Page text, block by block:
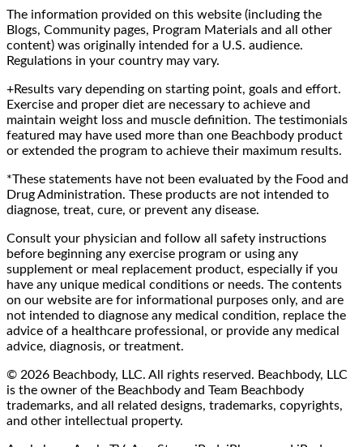
The information provided on this website (including the
Blogs, Community pages, Program Materials and all other
content) was originally intended for a U.S. audience.
Regulations in your country may vary.
+Results vary depending on starting point, goals and effort.
Exercise and proper diet are necessary to achieve and
maintain weight loss and muscle definition. The testimonials
featured may have used more than one Beachbody product
or extended the program to achieve their maximum results.
*These statements have not been evaluated by the Food and
Drug Administration. These products are not intended to
diagnose, treat, cure, or prevent any disease.
Consult your physician and follow all safety instructions
before beginning any exercise program or using any
supplement or meal replacement product, especially if you
have any unique medical conditions or needs. The contents
on our website are for informational purposes only, and are
not intended to diagnose any medical condition, replace the
advice of a healthcare professional, or provide any medical
advice, diagnosis, or treatment.
© 2026 Beachbody, LLC. All rights reserved. Beachbody, LLC
is the owner of the Beachbody and Team Beachbody
trademarks, and all related designs, trademarks, copyrights,
and other intellectual property.